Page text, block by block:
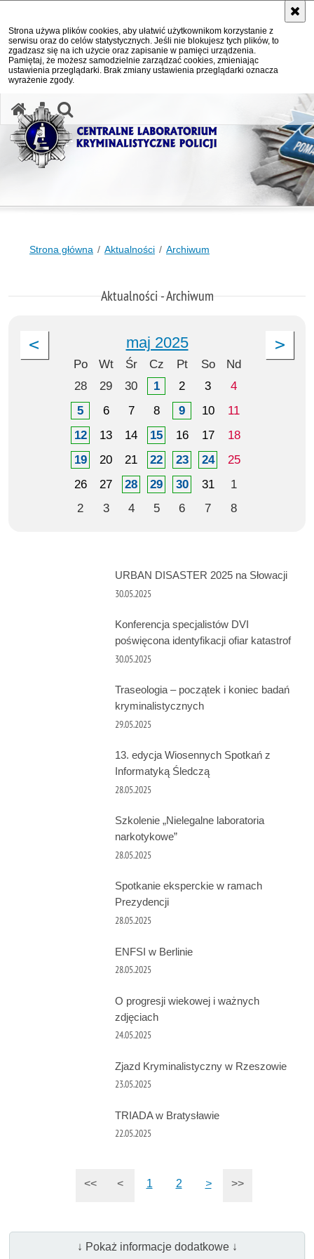
Strona używa plików cookies, aby ułatwić użytkownikom korzystanie z
serwisu oraz do celów statystycznych. Jeśli nie blokujesz tych plików, to
zgadzasz się na ich użycie oraz zapisanie w pamięci urządzenia.
Pamiętaj, że możesz samodzielnie zarządzać cookies, zmieniając
ustawienia przeglądarki. Brak zmiany ustawienia przeglądarki oznacza
wyrażenie zgody.
Strona główna Aktualności Archiwum
Aktualności - Archiwum
maj 2025
Po Wt Śr Cz Pt So
Nd
28
29 30 1 2 3
4
5
6 7 8 9 10
11
12
13 14 15 16 17
18
19
20 21 22 23 24
25
26
27 28 29 30 31
1
2
3 4 5 6 7 8
URBAN DISASTER 2025 na Słowacji
30.05.2025
Konferencja specjalistów DVI
poświęcona identyfikacji ofiar katastrof
30.05.2025
Traseologia – początek i koniec badań
kryminalistycznych
29.05.2025
13. edycja Wiosennych Spotkań z
Informatyką Śledczą
28.05.2025
Szkolenie „Nielegalne laboratoria
narkotykowe”
28.05.2025
Spotkanie eksperckie w ramach
Prezydencji
28.05.2025
ENFSI w Berlinie
28.05.2025
O progresji wiekowej i ważnych
zdjęciach
24.05.2025
Zjazd Kryminalistyczny w Rzeszowie
23.05.2025
TRIADA w Bratysławie
22.05.2025
<< < 1 2 > >>
↓ Pokaż informacje dodatkowe ↓